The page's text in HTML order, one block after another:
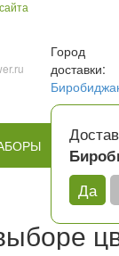
Город
доставки:
Да
КОМУ